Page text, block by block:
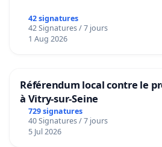
42 signatures
42 Signatures / 7 jours
1 Aug 2026
Référendum local contre le
à Vitry-sur-Seine
729 signatures
40 Signatures / 7 jours
5 Jul 2026